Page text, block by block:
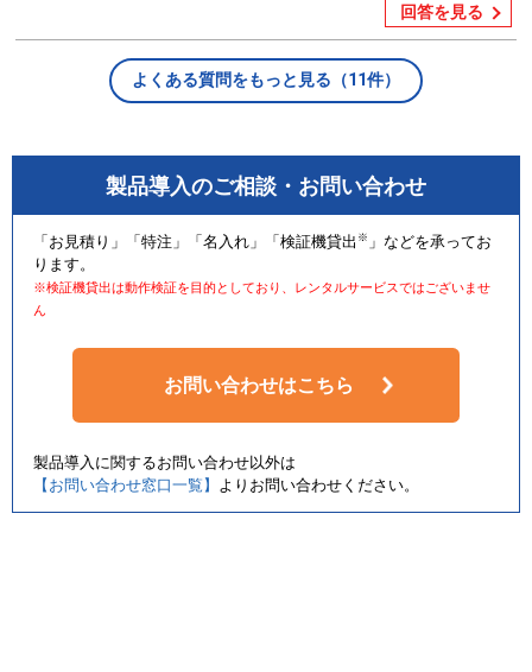
回答を見る
よくある質問をもっと見る（11件）
製品導入のご相談・お問い合わせ
「お見積り」「特注」「名入れ」「検証機貸出 ※ 」などを承ってお
ります。
※検証機貸出は動作検証を目的としており、レンタルサービスではございませ
ん
お問い合わせはこちら
製品導入に関するお問い合わせ以外は
【お問い合わせ窓口一覧】
よりお問い合わせください。